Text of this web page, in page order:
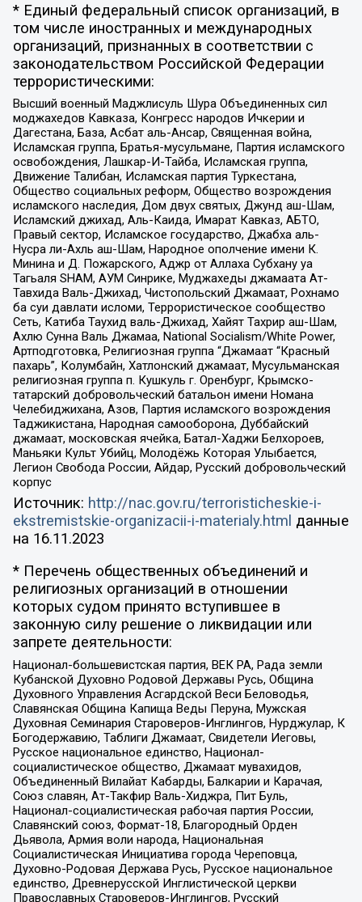
* Единый федеральный список организаций, в
том числе иностранных и международных
организаций, признанных в соответствии с
законодательством Российской Федерации
террористическими:
Высший военный Маджлисуль Шура Объединенных сил
моджахедов Кавказа, Конгресс народов Ичкерии и
Дагестана, База, Асбат аль-Ансар, Священная война,
Исламская группа, Братья-мусульмане, Партия исламского
освобождения, Лашкар-И-Тайба, Исламская группа,
Движение Талибан, Исламская партия Туркестана,
Общество социальных реформ, Общество возрождения
исламского наследия, Дом двух святых, Джунд аш-Шам,
Исламский джихад, Аль-Каида, Имарат Кавказ, АБТО,
Правый сектор, Исламское государство, Джабха аль-
Нусра ли-Ахль аш-Шам, Народное ополчение имени К.
Минина и Д. Пожарского, Аджр от Аллаха Субхану уа
Тагьаля SHAM, АУМ Синрике, Муджахеды джамаата Ат-
Тавхида Валь-Джихад, Чистопольский Джамаат, Рохнамо
ба суи давлати исломи, Террористическое сообщество
Сеть, Катиба Таухид валь-Джихад, Хайят Тахрир аш-Шам,
Ахлю Сунна Валь Джамаа, National Socialism/White Power,
Артподготовка, Религиозная группа “Джамаат “Красный
пахарь”, Колумбайн, Хатлонский джамаат, Мусульманская
религиозная группа п. Кушкуль г. Оренбург, Крымско-
татарский добровольческий батальон имени Номана
Челебиджихана, Азов, Партия исламского возрождения
Таджикистана, Народная самооборона, Дуббайский
джамаат, московская ячейка, Батал-Хаджи Белхороев,
Маньяки Культ Убийц, Молодёжь Которая Улыбается,
Легион Свобода России, Айдар, Русский добровольческий
корпус
Источник: http://nac.gov.ru/terroristicheskie-i-
ekstremistskie-organizacii-i-materialy.html данные
на 16.11.2023
* Перечень общественных объединений и
религиозных организаций в отношении
которых судом принято вступившее в
законную силу решение о ликвидации или
запрете деятельности:
Национал-большевистская партия, ВЕК РА, Рада земли
Кубанской Духовно Родовой Державы Русь, Община
Духовного Управления Асгардской Веси Беловодья,
Славянская Община Капища Веды Перуна, Мужская
Духовная Семинария Староверов-Инглингов, Нурджулар, К
Богодержавию, Таблиги Джамаат, Свидетели Иеговы,
Русское национальное единство, Национал-
социалистическое общество, Джамаат мувахидов,
Объединенный Вилайат Кабарды, Балкарии и Карачая,
Союз славян, Ат-Такфир Валь-Хиджра, Пит Буль,
Национал-социалистическая рабочая партия России,
Славянский союз, Формат-18, Благородный Орден
Дьявола, Армия воли народа, Национальная
Социалистическая Инициатива города Череповца,
Духовно-Родовая Держава Русь, Русское национальное
единство, Древнерусской Инглистической церкви
Православных Староверов-Инглингов, Русский